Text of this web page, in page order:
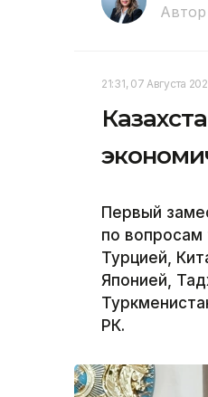
Автор
21:31, 07 Августа
Первый
по вопросам
Турцией,
Японией,
РК.